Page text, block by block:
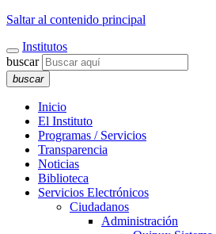
Saltar al contenido principal
Institutos
buscar
buscar
Inicio
El Instituto
Programas / Servicios
Transparencia
Noticias
Biblioteca
Servicios Electrónicos
Ciudadanos
Administración